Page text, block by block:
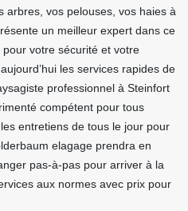
arbres, vos pelouses, vos haies à
un meilleur expert dans ce
votre sécurité et votre
les services rapides de
professionnel à Steinfort
compétent pour tous
entretiens de tous le jour pour
elagage prendra en
pas-à-pas pour arriver à la
aux normes avec prix pour